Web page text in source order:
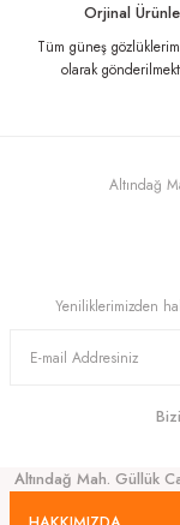
Orjinal
Tüm güneş
olarak
Altındağ
Yeniliklerimizden
Altındağ Mah. Güllük